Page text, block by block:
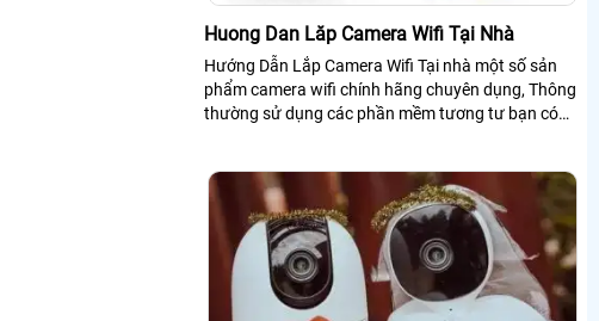
Huong Dan Lăp Camera Wifi Tại Nhà
Hướng Dẫn Lắp Camera Wifi Tại nhà một số sản
phẩm camera wifi chính hãng chuyên dụng, Thông
thường sử dụng các phần mềm tương tư bạn có